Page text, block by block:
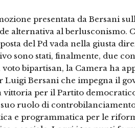
presentata da Bersani
alternativa al berlusconismo.
del Pd vada nella giusta
sono stati, finalmente, due
bipartisan, la Camera ha
Luigi Bersani che impegna il
vittoria per il Partito
ruolo di
e programmatica per le